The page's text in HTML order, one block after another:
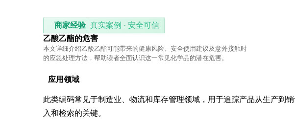
商家经验 真实案例 · 安全可信
乙酸乙酯的危害
本文详细介绍乙酸乙酯可能带来的健康风险、安全使用建议及意外接触时
的应急处理方法，帮助读者全面认识这一常见化学品的潜在危害。
应用领域
此类编码常见于制造业、物流和库存管理领域，用于追踪产品从生产到
入和检索的关键。